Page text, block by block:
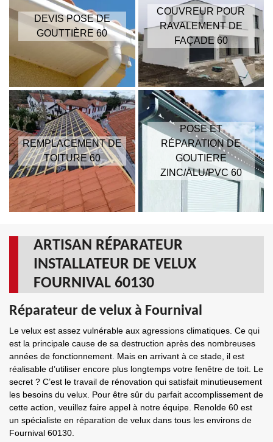
DEVIS POSE DE
GOUTTIÈRE 60
COUVREUR POUR
RAVALEMENT DE
FAÇADE 60
REMPLACEMENT DE
TOITURE 60
POSE ET
RÉPARATION DE
GOUTIERE
ZINC/ALU/PVC 60
ARTISAN RÉPARATEUR
INSTALLATEUR DE VELUX
FOURNIVAL 60130
Réparateur de velux à Fournival
Le velux est assez vulnérable aux agressions climatiques. Ce qui
est la principale cause de sa destruction après des nombreuses
années de fonctionnement. Mais en arrivant à ce stade, il est
réalisable d’utiliser encore plus longtemps votre fenêtre de toit. Le
secret ? C’est le travail de rénovation qui satisfait minutieusement
les besoins du velux. Pour être sûr du parfait accomplissement de
cette action, veuillez faire appel à notre équipe. Renolde 60 est
un spécialiste en réparation de velux dans tous les environs de
Fournival 60130.